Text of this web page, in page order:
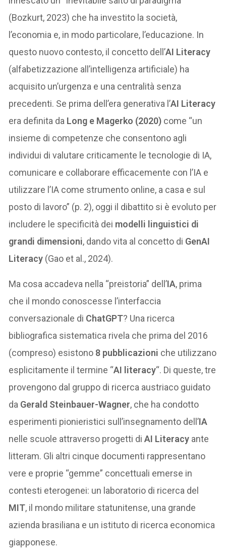
(Bozkurt, 2023) che ha investito la società,
l’economia e, in modo particolare, l’educazione. In
questo nuovo contesto, il concetto dell’AI Literacy
(alfabetizzazione all’intelligenza artificiale) ha
acquisito un’urgenza e una centralità senza
precedenti. Se prima dell’era generativa l’AI Literacy
era definita da Long e Magerko (2020) come “un
insieme di competenze che consentono agli
individui di valutare criticamente le tecnologie di IA,
comunicare e collaborare efficacemente con l’IA e
utilizzare l’IA come strumento online, a casa e sul
posto di lavoro” (p. 2), oggi il dibattito si è evoluto per
includere le specificità dei modelli linguistici di
grandi dimensioni, dando vita al concetto di GenAI
Literacy (Gao et al., 2024).
Ma cosa accadeva nella “preistoria” dell’IA, prima
che il mondo conoscesse l’interfaccia
conversazionale di ChatGPT? Una ricerca
bibliografica sistematica rivela che prima del 2016
(compreso) esistono 8 pubblicazioni che utilizzano
esplicitamente il termine “AI literacy“. Di queste, tre
provengono dal gruppo di ricerca austriaco guidato
da Gerald Steinbauer-Wagner, che ha condotto
esperimenti pionieristici sull’insegnamento dell’IA
nelle scuole attraverso progetti diAI Literacy ante
litteram. Gli altri cinque documenti rappresentano
vere e proprie “gemme” concettuali emerse in
contesti eterogenei: un laboratorio di ricerca del
MIT, il mondo militare statunitense, una grande
azienda brasiliana e un istituto di ricerca economica
giapponese.